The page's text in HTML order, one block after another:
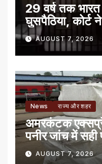
29 वर्ष तक भारत
घुसपैठिया, कोर्ट
AUGUST 7, 2026
News राज्य और शहर
अमरकंटक
पनीर जांच में सही
AUGUST 7, 2026